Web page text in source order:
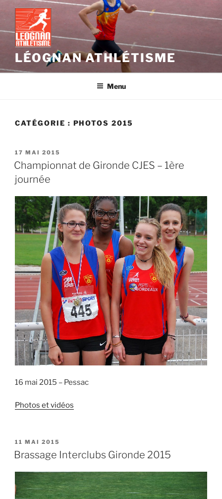
Aller
au
contenu
principal
LÉOGNAN ATHLÉTISME
Menu
CATÉGORIE : PHOTOS 2015
PUBLIÉ
LE
17 MAI 2015
Championnat de Gironde CJES – 1ère
journée
16 mai 2015 – Pessac
Photos et vidéos
PUBLIÉ
LE
11 MAI 2015
Brassage Interclubs Gironde 2015